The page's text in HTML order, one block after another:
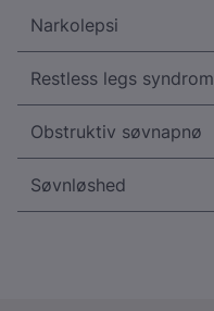
Narkolepsi
Restless legs syndrom
Obstruktiv søvnapnø
Søvnløshed